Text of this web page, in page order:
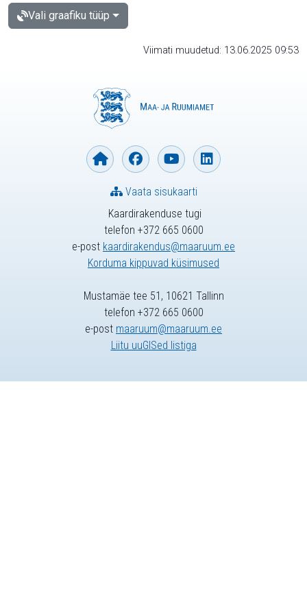
Vali graafiku tüüp
Viimati muudetud: 13.06.2025 09:53
Kaardirakenduse tugi
telefon +372 665 0600
e-post kaardirakendus@maaruum.ee
Korduma kippuvad küsimused
Vaata sisukaarti
Mustamäe tee 51, 10621 Tallinn
telefon +372 665 0600
e-post maaruum@maaruum.ee
Liitu uuGISed listiga